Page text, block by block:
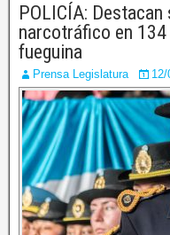
POLICÍA:
narcotráfico en
fueguina
Prensa Legislatura 12/